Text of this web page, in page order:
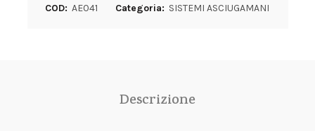
COD: AE041 Categoria: SISTEMI ASCIUGAMANI
Descrizione